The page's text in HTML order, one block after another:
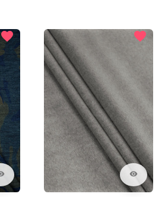
favorite
visibility
favorite